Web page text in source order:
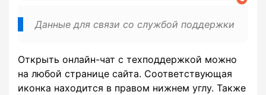
Данные для связи со службой поддержки
Открыть онлайн-чат с техподдержкой можно
на любой странице сайта. Соответствующая
иконка находится в правом нижнем углу. Также